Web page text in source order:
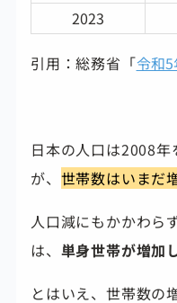
2023
引用：総務省「令和
日本の人口は2008
が、 世帯数はいまだ
人口減にもかかわら
は、 単身世帯が増加
とはいえ、世帯数の